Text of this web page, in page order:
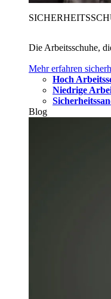
Die Arbeitsschuhe,
Mehr erfahren
Hoch
Niedrige
Blog